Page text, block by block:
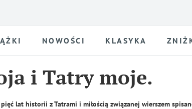
NOWOŚCI KLASYKA
i Tatry moje.
lat historii z Tatrami i miłością związanej wierszem